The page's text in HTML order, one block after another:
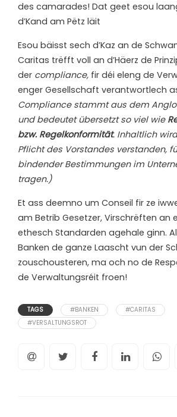
des camarades! Dat geet esou
d’Kand am Pëtz läit
Esou bäisst sech d’Kaz an de
Caritas trëfft voll an d’Häerz de
der compliance, fir déi eleng de
enger Gesellschaft verantwortlech
Compliance stammt aus dem
und bedeutet übersetzt so viel wie
bzw. Regelkonformität. Inhaltlich
Pflicht des Vorstandes verstanden,
bindender Bestimmungen im
tragen.)
Et ass deemno um Conseil fir ze
am Betrib Gesetzer, Virschrëften an
ethesch Standarden agehale ginn.
Banken de ganze Laascht vun der
zouschousteren, ma och no de
de Verwaltungsréit froen!
TAGS #BANKEN
#CARITAS
#VERSALTUNGSROT